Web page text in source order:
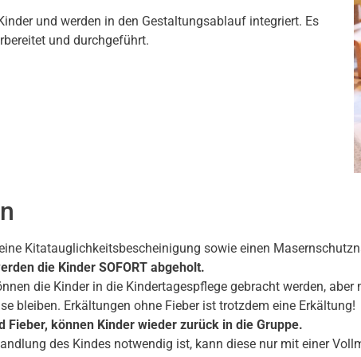
und werden in den Gestaltungsablauf integriert. Es
und durchgeführt.
Kitatauglichkeitsbescheinigung sowie einen
die Kinder SOFORT abgeholt.
die Kinder in die Kindertagespflege gebracht werden,
bleiben. Erkältungen ohne Fieber ist trotzdem eine Erkältung!
Fieber, können Kinder wieder zurück in die Gruppe.
des Kindes notwendig ist, kann diese nur mit einer